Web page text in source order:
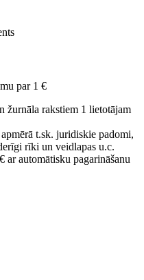
par 1 €
žurnāla rakstiem 1 lietotājam
t.sk. juridiskie padomi,
rīki un veidlapas u.c.
ar automātisku pagarināšanu